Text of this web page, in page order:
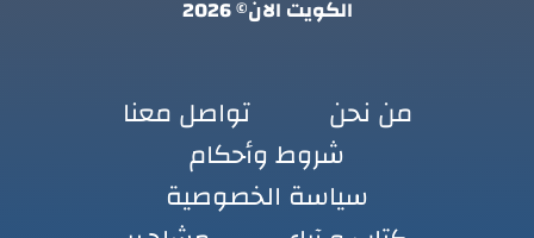
الكويت الان© 2026
من نحن
تواصل معنا
شروط وأحكام
سياسة الخصوصية